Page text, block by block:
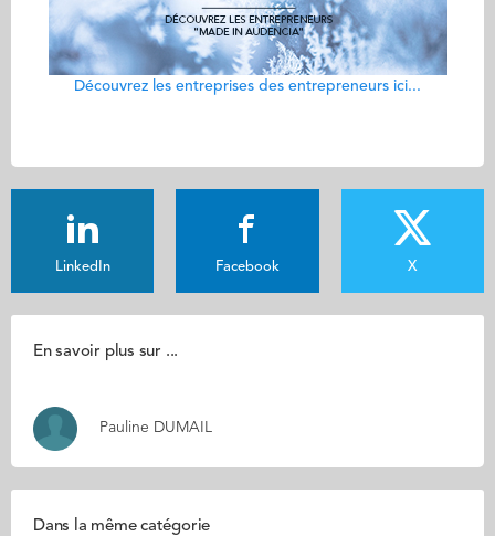
Découvrez les entreprises des entrepreneurs ici...
LinkedIn Facebook X
En savoir plus sur ...
Pauline DUMAIL
Dans la même catégorie